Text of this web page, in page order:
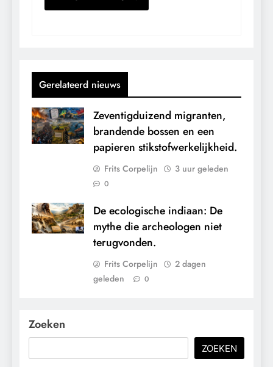
Gerelateerd nieuws
Zeventigduizend migranten,
brandende bossen en een
papieren stikstofwerkelijkheid.
Frits Corpelijn 3 uur geleden
0
De ecologische indiaan: De
mythe die archeologen niet
terugvonden.
Frits Corpelijn
2 dagen
geleden
0
Zoeken
ZOEKEN